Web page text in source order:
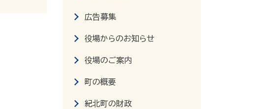
広告募集
役場からのお知らせ
役場のご案内
町の概要
紀北町の財政